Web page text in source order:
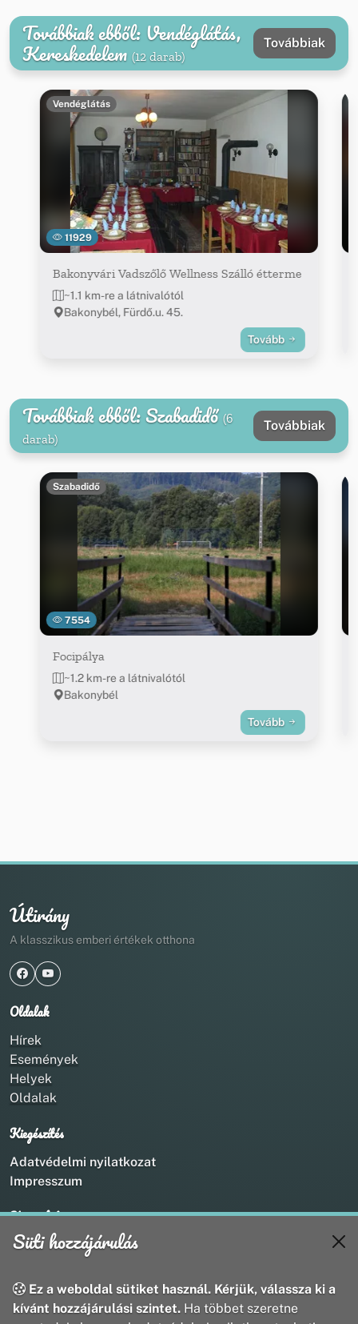
Továbbiak ebből: Vendéglátás,
Kereskedelem (12 darab)
Továbbiak
11929
Vendéglátás
Bakonyvári Vadszőlő Wellness Szálló étterme
~1.1 km-re a látnivalótól
Bakonybél, Fürdő.u. 45.
Tovább
Továbbiak ebből: Szabadidő (6
darab)
Továbbiak
7554
Szabadidő
Focipálya
~1.2 km-re a látnivalótól
Bakonybél
Tovább
Útirány
A klasszikus emberi értékek otthona
Oldalak
Hírek
Események
Helyek
Oldalak
Kiegészítés
Adatvédelmi nyilatkozat
Impresszum
Kapcsolat
+36 20 211 1888
webmaster@utirany.hu
8419 Csesznek, Vasút u.18.
Süti hozzájárulás
Ez a weboldal sütiket használ. Kérjük, válassza ki a
kívánt hozzájárulási szintet. Ha többet szeretne